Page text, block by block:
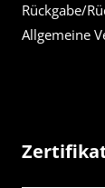
Rückgabe/
Allgemeine